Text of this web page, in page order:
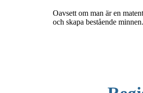
Oavsett om man är en
och skapa bestående minnen.